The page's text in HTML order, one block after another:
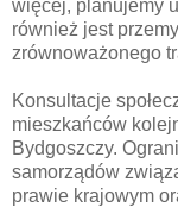
więcej, planujemy
również jest
zrównoważonego
Konsultacje
mieszkańców
Bydgoszczy.
samorządów
prawie krajowym